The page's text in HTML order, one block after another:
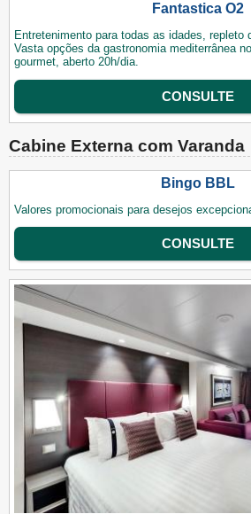
Fantastica O2
Entretenimento para todas as idades, repleto
Vasta opções da gastronomia mediterrânea
gourmet, aberto 20h/dia.
CONSULTE
Cabine Externa com Varanda
Bingo BBL
Valores promocionais para desejos
CONSULTE